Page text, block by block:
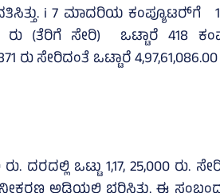
i 7 ಮಾದರಿಯ ಕಂಪ್ಯೂಟರ್‍‌ಗೆ
(ತೆರಿಗೆ ಸೇರಿ) ಒಟ್ಟಾರೆ 418
ರು ಸೇರಿದಂತೆ ಒಟ್ಟಾರೆ
ದರದಲ್ಲಿ ಒಟ್ಟು 1,17, 25,000 ರು.